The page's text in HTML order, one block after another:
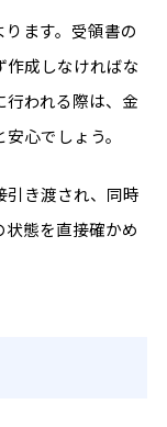
ます。受領書の
成しなければな
行われる際は、金
心でしょう。
引き渡され、同時
態を直接確かめ